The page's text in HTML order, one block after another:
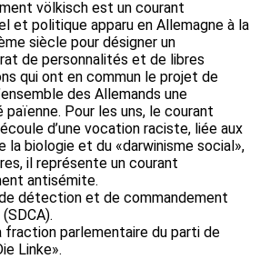
völkisch est un courant
et politique apparu en Allemagne à la
siècle pour désigner un
de personnalités et de libres
qui ont en commun le projet de
des Allemands une
païenne. Pour les uns, le courant
d’une vocation raciste, liée aux
la biologie et du «darwinisme social»,
il représente un courant
antisémite.
détection et de commandement
fraction parlementaire du parti de
Linke».